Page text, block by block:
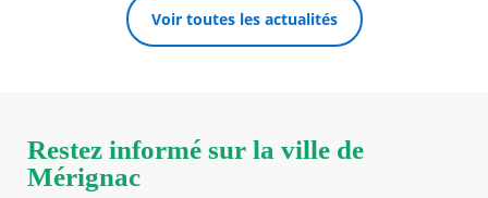
Voir toutes les actualités
Restez informé sur la ville de
Mérignac